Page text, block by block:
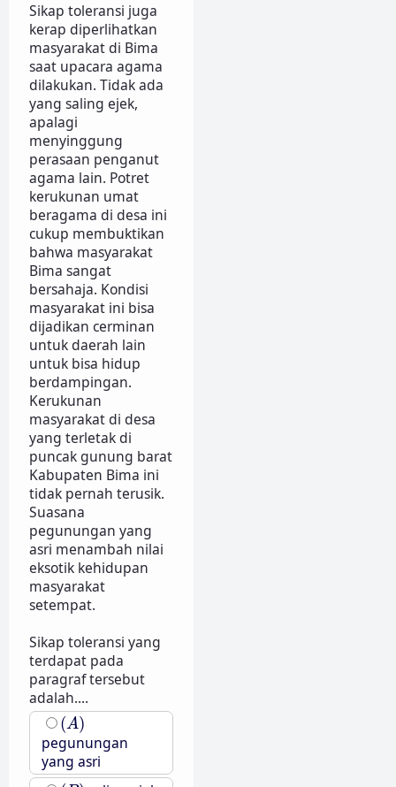
Sikap toleransi juga
kerap diperlihatkan
masyarakat di Bima
saat upacara agama
dilakukan. Tidak ada
yang saling ejek,
apalagi
menyinggung
perasaan penganut
agama lain. Potret
kerukunan umat
beragama di desa ini
cukup membuktikan
bahwa masyarakat
Bima sangat
bersahaja. Kondisi
masyarakat ini bisa
dijadikan cerminan
untuk daerah lain
untuk bisa hidup
berdampingan.
Kerukunan
masyarakat di desa
yang terletak di
puncak gunung barat
Kabupaten Bima ini
tidak pernah terusik.
Suasana
pegunungan yang
asri menambah nilai
eksotik kehidupan
masyarakat
setempat.
Sikap toleransi yang
terdapat pada
paragraf tersebut
adalah....
(A)
(A)
pegunungan
yang asri
(B)